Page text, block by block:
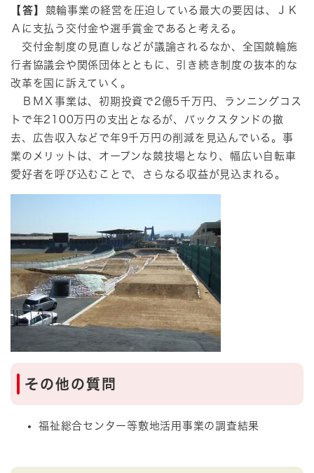
【答】 競輪事業の経営を圧迫している最大の要因は、ＪＫ
Ａに支払う交付金や選手賞金であると考える。
交付金制度の見直しなどが議論されるなか、全国競輪施
行者協議会や関係団体とともに、引き続き制度の抜本的な
改革を国に訴えていく。
ＢＭＸ事業は、初期投資で2億5千万円、ランニングコス
トで年2100万円の支出となるが、バックスタンドの撤
去、広告収入などで年9千万円の削減を見込んでいる。事
業のメリットは、オープンな競技場となり、幅広い自転車
愛好者を呼び込むことで、さらなる収益が見込まれる。
その他の質問
福祉総合センター等敷地活用事業の調査結果